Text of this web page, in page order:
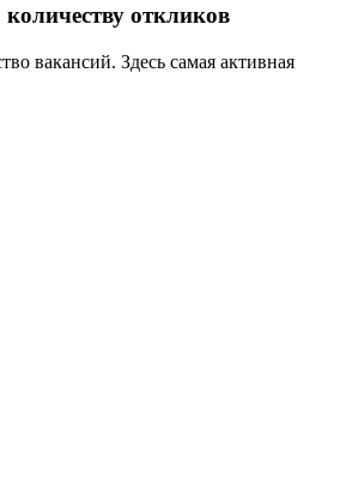
откликов
вакансий. Здесь самая активная